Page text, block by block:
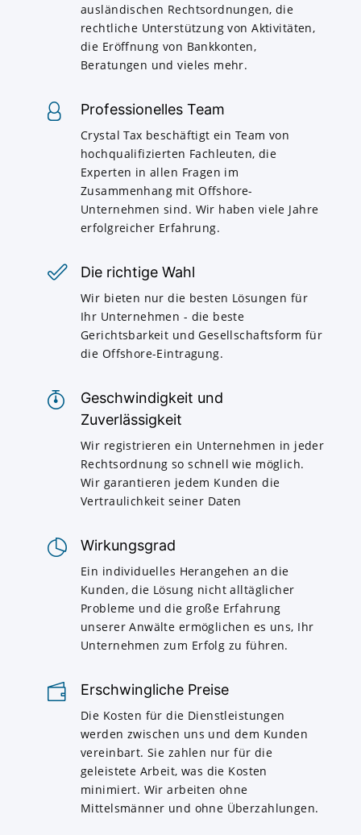
ausländischen Rechtsordnungen, die
rechtliche Unterstützung von Aktivitäten,
die Eröffnung von Bankkonten,
Beratungen und vieles mehr.
Professionelles Team
Crystal Tax beschäftigt ein Team von
hochqualifizierten Fachleuten, die
Experten in allen Fragen im
Zusammenhang mit Offshore-
Unternehmen sind. Wir haben viele Jahre
erfolgreicher Erfahrung.
Die richtige Wahl
Wir bieten nur die besten Lösungen für
Ihr Unternehmen - die beste
Gerichtsbarkeit und Gesellschaftsform für
die Offshore-Eintragung.
Geschwindigkeit und
Zuverlässigkeit
Wir registrieren ein Unternehmen in jeder
Rechtsordnung so schnell wie möglich.
Wir garantieren jedem Kunden die
Vertraulichkeit seiner Daten
Wirkungsgrad
Ein individuelles Herangehen an die
Kunden, die Lösung nicht alltäglicher
Probleme und die große Erfahrung
unserer Anwälte ermöglichen es uns, Ihr
Unternehmen zum Erfolg zu führen.
Erschwingliche Preise
Die Kosten für die Dienstleistungen
werden zwischen uns und dem Kunden
vereinbart. Sie zahlen nur für die
geleistete Arbeit, was die Kosten
minimiert. Wir arbeiten ohne
Mittelsmänner und ohne Überzahlungen.